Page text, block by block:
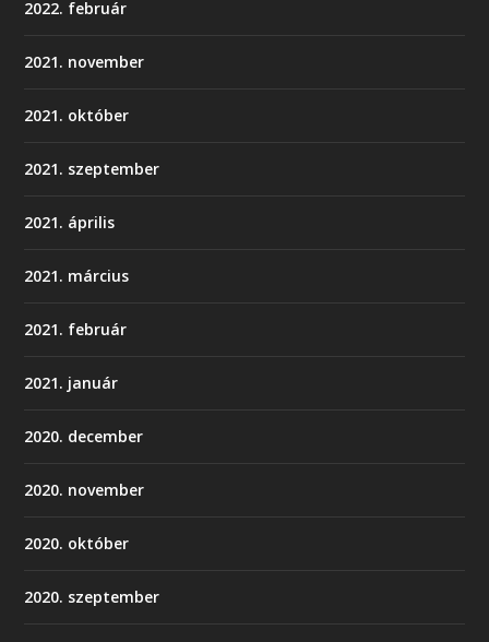
2022. február
2021. november
2021. október
2021. szeptember
2021. április
2021. március
2021. február
2021. január
2020. december
2020. november
2020. október
2020. szeptember